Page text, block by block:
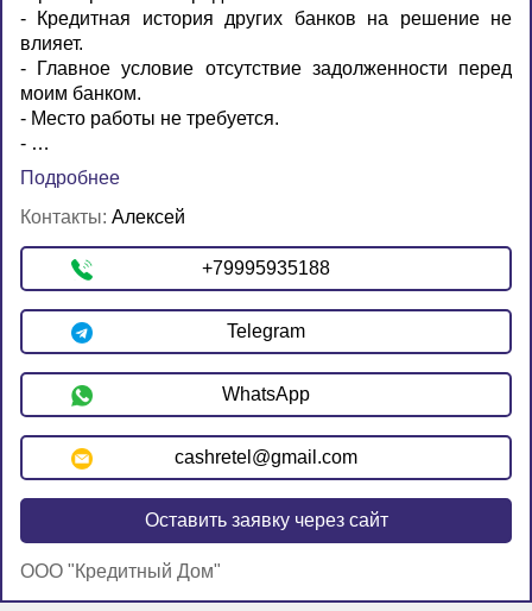
- Кредитная история других банков на решение не
влияет.
- Главное условие отсутствие задолженности перед
моим банком.
- Место работы не требуется.
- …
Подробнее
Контакты: Алексей
+79995935188
Telegram
WhatsApp
cashretel@gmail.com
Оставить заявку через сайт
ООО "Кредитный Дом"